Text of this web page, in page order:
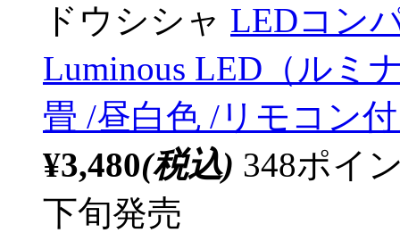
ドウシシャ LEDコン
Luminous LED（ルミ
畳 /昼白色 /リモコン
¥3,480(税込) 348ポイ
下旬発売